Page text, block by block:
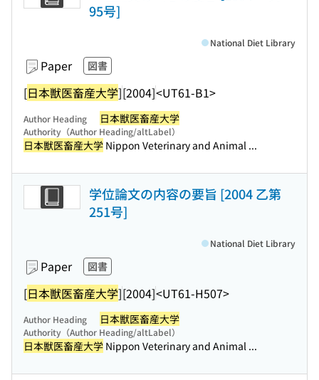
95号]
Paper 図書
[日本獣医畜産大学][2004]<UT61-B1>
National Diet Library
Author Heading 日本獣医畜産大学
Authority（Author Heading/altLabel）
日本獣医畜産大学 Nippon Veterinary and Animal ...
学位論文の内容の要旨 [2004 乙第
251号]
Paper 図書
[日本獣医畜産大学][2004]<UT61-H507>
National Diet Library
Author Heading 日本獣医畜産大学
Authority（Author Heading/altLabel）
日本獣医畜産大学 Nippon Veterinary and Animal ...